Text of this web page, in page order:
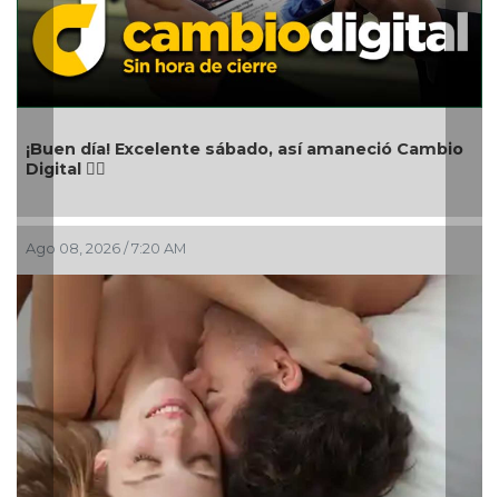
sábado, así amaneció Cambio
Aniversario del